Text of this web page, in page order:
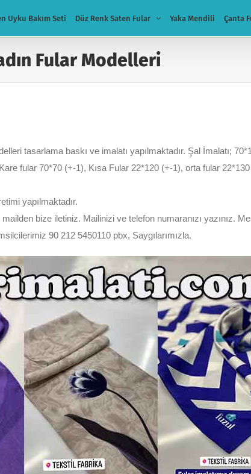
Uyku Bakım Seti Düz Renk Saten Fular Yaka Mendili Çanta
Fular Modelleri
tasarlama baskı ve imalatı yapılmaktadır. Şal İmalatı;
fular 70*70 (+-1), Kısa Fular 22*120 (+-1), orta fular
yapılmaktadır.
bize iletiniz. Mailinizi ve telefon numaranızı yazınız.
90 212 5450110 pbx, Saygılarımızla.